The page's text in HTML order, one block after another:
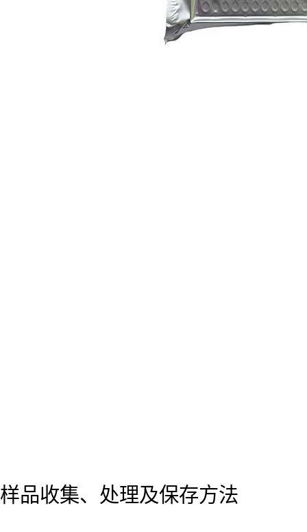
样品收集、处理及保存方法